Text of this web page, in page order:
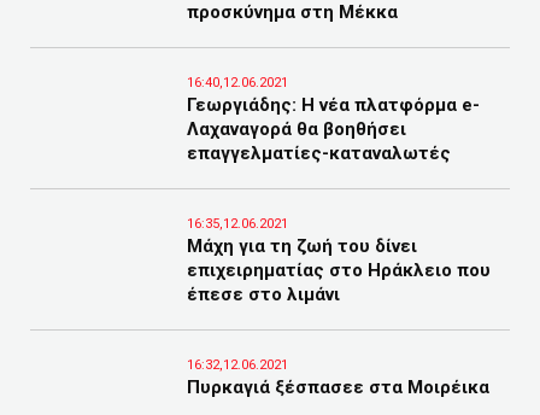
προσκύνημα στη Μέκκα
16:40,12.06.2021
Γεωργιάδης: Η νέα πλατφόρμα e-
Λαχαναγορά θα βοηθήσει
επαγγελματίες-καταναλωτές
16:35,12.06.2021
Μάχη για τη ζωή του δίνει
επιχειρηματίας στο Ηράκλειο που
έπεσε στο λιμάνι
16:32,12.06.2021
Πυρκαγιά ξέσπασεε στα Μοιρέικα